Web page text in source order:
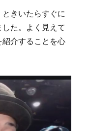
きいたらすぐに
した。よく見えて
介することを心